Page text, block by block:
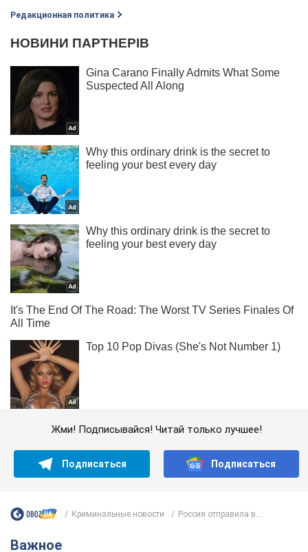
Редакционная политика
Жми! Подписывайся! Читай только лучшее!
Подписаться Подписаться
Криминальные новости Россия отправила в...
Важное